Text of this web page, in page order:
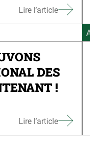
Lire l’article
DES
!
Lire l’article